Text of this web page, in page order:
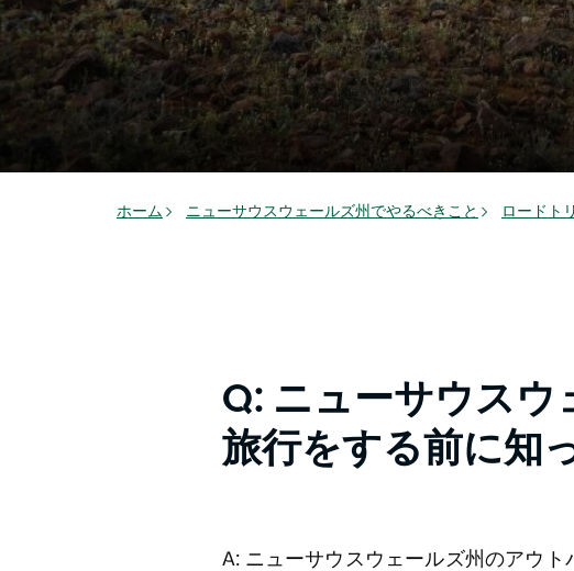
ホーム ニューサウスウェールズ州でやるべきこと ロードト
Q: ニューサウス
旅行をする前に知
A: ニューサウスウェールズ州のアウ